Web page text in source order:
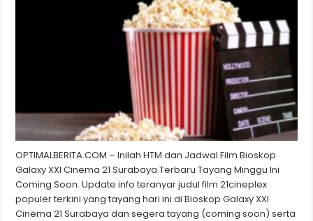
OPTIMALBERITA.COM – Inilah HTM dan Jadwal Film Bioskop
Galaxy XXI Cinema 21 Surabaya Terbaru Tayang Minggu Ini
Coming Soon. Update info teranyar judul film 21cineplex
populer terkini yang tayang hari ini di Bioskop Galaxy XXI
Cinema 21 Surabaya dan segera tayang (coming soon) serta